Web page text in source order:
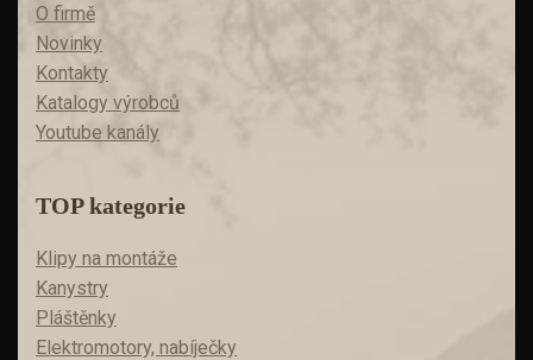
O firmě
Novinky
Kontakty
Katalogy výrobců
Youtube kanály
TOP kategorie
Klipy na montáže
Kanystry
Pláštěnky
Elektromotory, nabíječky